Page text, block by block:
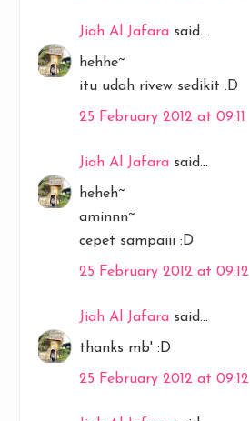
Jiah Al Jafara said...
hehhe~
itu udah rivew sedikit :D
25 February 2012 at 09:11
Jiah Al Jafara said...
heheh~
aminnn~
cepet sampaiii :D
25 February 2012 at 09:12
Jiah Al Jafara said...
thanks mb' :D
25 February 2012 at 09:12